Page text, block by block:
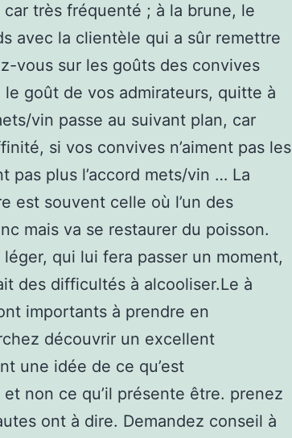
très fréquenté ; à la brune, le
avec la clientèle qui a sûr remettre
vous sur les goûts des convives
goût de vos admirateurs, quitte à
vin passe au suivant plan, car
si vos convives n’aiment pas les
pas plus l’accord mets/vin … La
est souvent celle où l’un des
mais va se restaurer du poisson.
qui lui fera passer un moment,
des difficultés à alcooliser.Le à
importants à prendre en
découvrir un excellent
une idée de ce qu’est
non ce qu’il présente être. prenez
ont à dire. Demandez conseil à